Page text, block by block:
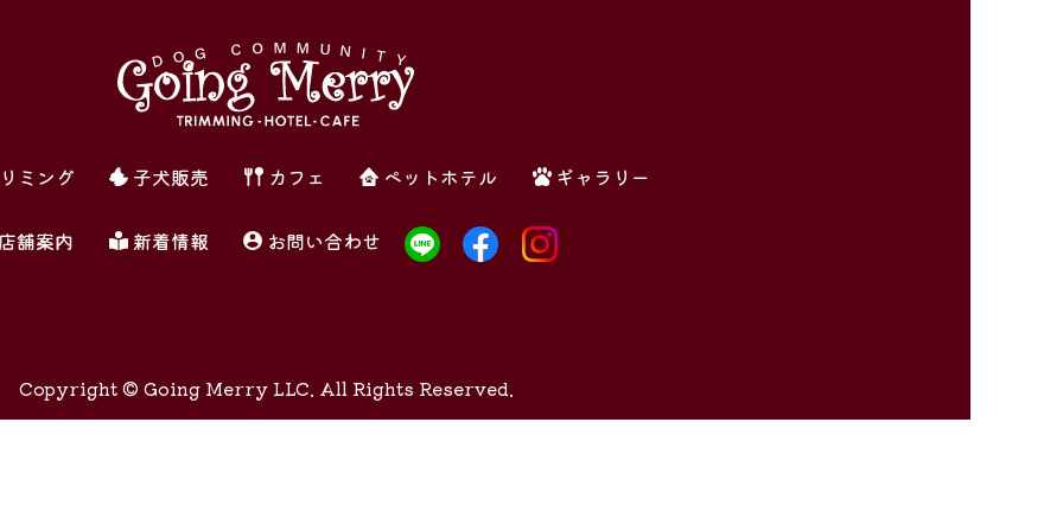
ミング 子犬販売 カフェ ペットホテル ギャラリー
店舗案内 新着情報 お問い合わせ
Copyright © Going Merry LLC. All Rights Reserved.